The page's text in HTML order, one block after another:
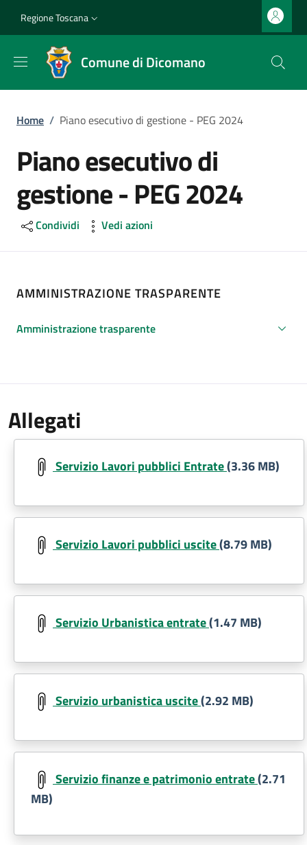
Slim top
Regione Toscana
Comune di Dicomano
Briciole di pane
Home / Piano esecutivo di gestione - PEG 2024
Piano esecutivo di
gestione - PEG 2024
Condividi Vedi azioni
AMMINISTRAZIONE TRASPARENTE
Amministrazione trasparente
Allegati
Document
Servizio Lavori pubblici Entrate(3.36 MB)
Document
Servizio Lavori pubblici uscite(8.79 MB)
Document
Servizio Urbanistica entrate(1.47 MB)
Document
Servizio urbanistica uscite(2.92 MB)
Document
Servizio finanze e patrimonio entrate(2.71
MB)